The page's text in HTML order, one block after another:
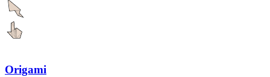
Origami